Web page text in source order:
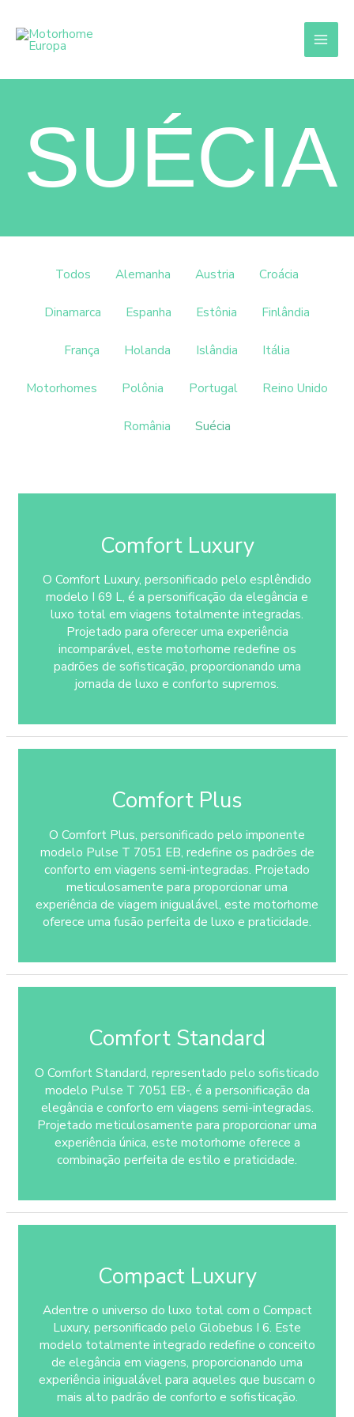
para
SUÉCIA
Todos Alemanha Austria Croácia
Dinamarca Espanha Estônia Finlândia
França Holanda Islândia Itália
Motorhomes Polônia Portugal Reino Unido
România Suécia
Comfort Luxury
O Comfort Luxury, personificado pelo esplêndido
modelo I 69 L, é a personificação da elegância e
luxo total em viagens totalmente integradas.
Projetado para oferecer uma experiência
incomparável, este motorhome redefine os
padrões de sofisticação, proporcionando uma
jornada de luxo e conforto supremos.
Comfort Plus
O Comfort Plus, personificado pelo imponente
modelo Pulse T 7051 EB, redefine os padrões de
conforto em viagens semi-integradas. Projetado
meticulosamente para proporcionar uma
experiência de viagem inigualável, este motorhome
oferece uma fusão perfeita de luxo e praticidade.
Comfort Standard
O Comfort Standard, representado pelo sofisticado
modelo Pulse T 7051 EB-, é a personificação da
elegância e conforto em viagens semi-integradas.
Projetado meticulosamente para proporcionar uma
experiência única, este motorhome oferece a
combinação perfeita de estilo e praticidade.
Compact Luxury
Adentre o universo do luxo total com o Compact
Luxury, personificado pelo Globebus I 6. Este
modelo totalmente integrado redefine o conceito
de elegância em viagens, proporcionando uma
experiência inigualável para aqueles que buscam o
mais alto padrão de conforto e sofisticação.